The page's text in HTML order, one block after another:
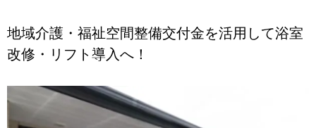
地域介護・福祉空間整備交付金を活用して浴室
改修・リフト導入へ！